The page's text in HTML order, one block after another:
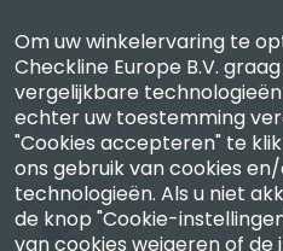
Checkline Europe B.V. —
kalibratie, certificering en
precisiemeetinstrumenten.
Om uw winkelervaring te
Checkline Europe B.V.
vergelijkbare
echter uw toestemming
"Cookies accepteren" te
ons gebruik van cookies
technologieën. Als u niet
de knop "Cookie-
van cookies weigeren of de